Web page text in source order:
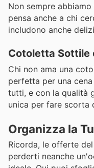
Non sempre
pensa anche a chi
includono anche
Cotoletta Sottile
Chi non ama una
perfetta per una
tutti, e con la qualità
unica per fare scorta
Organizza la
Ricorda, le offerte
perderti neanche